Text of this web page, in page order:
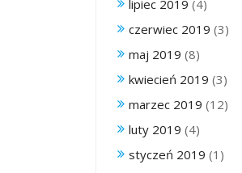
lipiec 2019 (4)
czerwiec 2019 (3)
maj 2019 (8)
kwiecień 2019 (3)
marzec 2019 (12)
luty 2019 (4)
styczeń 2019 (1)